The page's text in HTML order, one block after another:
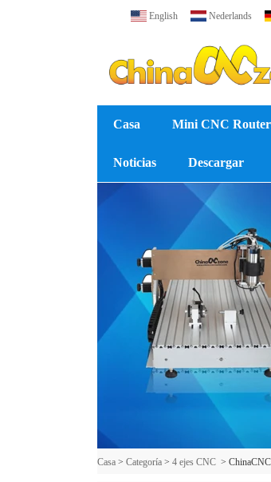
English Nederlands
Casa Mini CNC
Noticias Descargar
Casa > Categoría > 4 ejes CNC >